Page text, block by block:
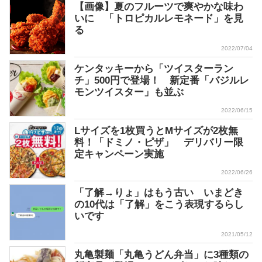
【画像】夏のフルーツで爽やかな味わ
いに 「トロピカルレモネード」を見
る
2022/07/04
ケンタッキーから「ツイスターラン
チ」500円で登場！ 新定番「バジルレ
モンツイスター」も並ぶ
2022/06/15
Lサイズを1枚買うとMサイズが2枚無
料！「ドミノ・ピザ」 デリバリー限
定キャンペーン実施
2022/06/26
「了解→りょ」はもう古い いまどき
の10代は「了解」をこう表現するらし
いです
2021/05/12
丸亀製麺「丸亀うどん弁当」に3種類の